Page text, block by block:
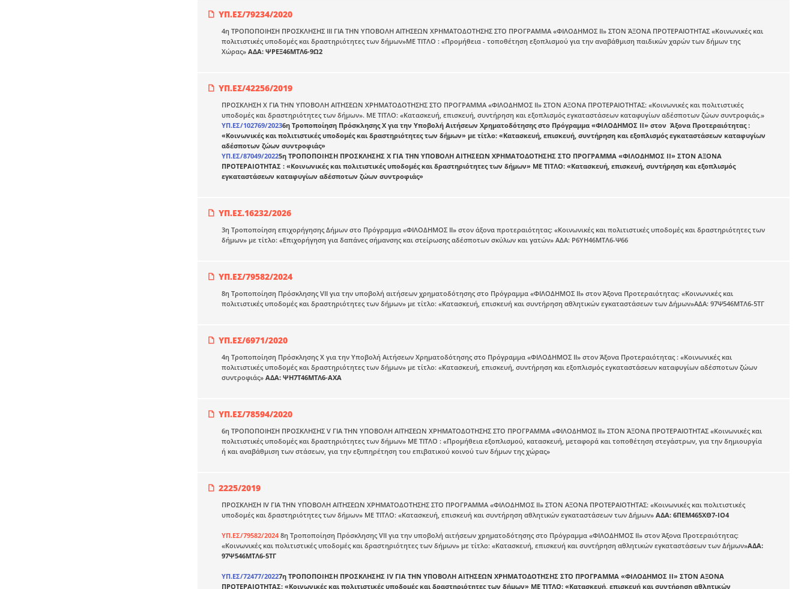
ΥΠ.ΕΣ/79234/2020
4η ΤΡΟΠΟΠΟΙΗΣΗ ΠΡΟΣΚΛΗΣΗΣ ΙII ΓΙΑ ΤΗΝ ΥΠΟΒΟΛΗ ΑΙΤΗΣΕΩΝ ΧΡΗΜΑΤΟΔΟΤΗΣΗΣ ΣΤΟ ΠΡΟΓΡΑΜΜΑ «ΦΙΛΟΔΗΜΟΣ ΙΙ» ΣΤΟΝ ΆΞΟΝΑ ΠΡΟΤΕΡΑΙΟΤΗΤΑΣ «Κοινωνικές και
πολιτιστικές υποδομές και δραστηριότητες των δήμων»ΜΕ ΤΙΤΛΟ : «Προμήθεια - τοποθέτηση εξοπλισμού για την αναβάθμιση παιδικών χαρών των δήμων της
Χώρας» ΑΔΑ: ΨΡΕΞ46ΜΤΛ6-9Ω2
ΥΠ.ΕΣ/42256/2019
ΠΡΟΣΚΛΗΣΗ X ΓΙΑ ΤΗΝ ΥΠΟΒΟΛΗ ΑΙΤΗΣΕΩΝ ΧΡΗΜΑΤΟΔΟΤΗΣΗΣ ΣΤΟ ΠΡΟΓΡΑΜΜΑ «ΦΙΛΟΔΗΜΟΣ ΙI» ΣΤΟΝ ΑΞΟΝΑ ΠΡΟΤΕΡΑΙΟΤΗΤΑΣ: «Κοινωνικές και πολιτιστικές
υποδομές και δραστηριότητες των δήμων». ΜΕ ΤΙΤΛΟ: «Κατασκευή, επισκευή, συντήρηση και εξοπλισμός εγκαταστάσεων καταφυγίων αδέσποτων ζώων συντροφιάς.»
ΥΠ.ΕΣ/102769/20236η Τροποποίηση Πρόσκλησης X για την Υποβολή Αιτήσεων Χρηματοδότησης στο Πρόγραμμα «ΦΙΛΟΔΗΜΟΣ ΙI» στον Άξονα Προτεραιότητας :
«Κοινωνικές και πολιτιστικές υποδομές και δραστηριότητες των δήμων» με τίτλο: «Κατασκευή, επισκευή, συντήρηση και εξοπλισμός εγκαταστάσεων καταφυγίων
αδέσποτων ζώων συντροφιάς»
ΥΠ.ΕΣ/87049/20225η ΤΡΟΠΟΠΟΙΗΣΗ ΠΡΟΣΚΛΗΣΗΣ X ΓΙΑ ΤΗΝ ΥΠΟΒΟΛΗ ΑΙΤΗΣΕΩΝ ΧΡΗΜΑΤΟΔΟΤΗΣΗΣ ΣΤΟ ΠΡΟΓΡΑΜΜΑ «ΦΙΛΟΔΗΜΟΣ II» ΣΤΟΝ ΑΞΟΝΑ
ΠΡΟΤΕΡΑΙΟΤΗΤΑΣ : «Κοινωνικές και πολιτιστικές υποδομές και δραστηριότητες των δήμων» ΜΕ ΤΙΤΛΟ: «Κατασκευή, επισκευή, συντήρηση και εξοπλισμός
εγκαταστάσεων καταφυγίων αδέσποτων ζώων συντροφιάς»
ΥΠ.ΕΣ.16232/2026
3η Τροποποίηση επιχορήγησης Δήμων στο Πρόγραμμα «ΦΙΛΟΔΗΜΟΣ ΙI» στον άξονα προτεραιότητας: «Κοινωνικές και πολιτιστικές υποδομές και δραστηριότητες των
δήμων» με τίτλο: «Επιχορήγηση για δαπάνες σήμανσης και στείρωσης αδέσποτων σκύλων και γατών» ΑΔΑ: Ρ6ΥΗ46ΜΤΛ6-Ψ66
ΥΠ.ΕΣ/79582/2024
8η Τροποποίηση Πρόσκλησης VII για την υποβολή αιτήσεων χρηματοδότησης στο Πρόγραμμα «ΦΙΛΟΔΗΜΟΣ ΙI» στον Άξονα Προτεραιότητας: «Κοινωνικές και
πολιτιστικές υποδομές και δραστηριότητες των δήμων» με τίτλο: «Κατασκευή, επισκευή και συντήρηση αθλητικών εγκαταστάσεων των Δήμων»ΑΔΑ: 97Ψ546ΜΤΛ6-5ΤΓ
ΥΠ.ΕΣ/6971/2020
4η Τροποποίηση Πρόσκλησης X για την Υποβολή Αιτήσεων Χρηματοδότησης στο Πρόγραμμα «ΦΙΛΟΔΗΜΟΣ ΙI» στον Άξονα Προτεραιότητας : «Κοινωνικές και
πολιτιστικές υποδομές και δραστηριότητες των δήμων» με τίτλο: «Κατασκευή, επισκευή, συντήρηση και εξοπλισμός εγκαταστάσεων καταφυγίων αδέσποτων ζώων
συντροφιάς» ΑΔΑ: ΨΗ7Τ46ΜΤΛ6-ΑΧΑ
ΥΠ.ΕΣ/78594/2020
6η ΤΡΟΠΟΠΟΙΗΣΗ ΠΡΟΣΚΛΗΣΗΣ V ΓΙΑ ΤΗΝ ΥΠΟΒΟΛΗ ΑΙΤΗΣΕΩΝ ΧΡΗΜΑΤΟΔΟΤΗΣΗΣ ΣΤΟ ΠΡΟΓΡΑΜΜΑ «ΦΙΛΟΔΗΜΟΣ ΙΙ» ΣΤΟΝ ΆΞΟΝΑ ΠΡΟΤΕΡΑΙΟΤΗΤΑΣ «Κοινωνικές και
πολιτιστικές υποδομές και δραστηριότητες των δήμων» ΜΕ ΤΙΤΛΟ : «Προμήθεια εξοπλισμού, κατασκευή, μεταφορά και τοποθέτηση στεγάστρων, για την δημιουργία
ή και αναβάθμιση των στάσεων, για την εξυπηρέτηση του επιβατικού κοινού των δήμων της χώρας»
2225/2019
ΠΡΟΣΚΛΗΣΗ IV ΓΙΑ ΤΗΝ ΥΠΟΒΟΛΗ ΑΙΤΗΣΕΩΝ ΧΡΗΜΑΤΟΔΟΤΗΣΗΣ ΣΤΟ ΠΡΟΓΡΑΜΜΑ «ΦΙΛΟΔΗΜΟΣ ΙI» ΣΤΟΝ ΑΞΟΝΑ ΠΡΟΤΕΡΑΙΟΤΗΤΑΣ: «Κοινωνικές και πολιτιστικές
υποδομές και δραστηριότητες των δήμων» ΜΕ ΤΙΤΛΟ: «Κατασκευή, επισκευή και συντήρηση αθλητικών εγκαταστάσεων των Δήμων» ΑΔΑ: 6ΠΕΜ465ΧΘ7-ΙΟ4
ΥΠ.ΕΣ/79582/2024 8η Τροποποίηση Πρόσκλησης VII για την υποβολή αιτήσεων χρηματοδότησης στο Πρόγραμμα «ΦΙΛΟΔΗΜΟΣ ΙI» στον Άξονα Προτεραιότητας:
«Κοινωνικές και πολιτιστικές υποδομές και δραστηριότητες των δήμων» με τίτλο: «Κατασκευή, επισκευή και συντήρηση αθλητικών εγκαταστάσεων των Δήμων»ΑΔΑ:
97Ψ546ΜΤΛ6-5ΤΓ
ΥΠ.ΕΣ/72477/20227η ΤΡΟΠΟΠΟΙΗΣΗ ΠΡΟΣΚΛΗΣΗΣ IV ΓΙΑ ΤΗΝ ΥΠΟΒΟΛΗ ΑΙΤΗΣΕΩΝ ΧΡΗΜΑΤΟΔΟΤΗΣΗΣ ΣΤΟ ΠΡΟΓΡΑΜΜΑ «ΦΙΛΟΔΗΜΟΣ II» ΣΤΟΝ ΑΞΟΝΑ
ΠΡΟΤΕΡΑΙΟΤΗΤΑΣ: «Κοινωνικές και πολιτιστικές υποδομές και δραστηριότητες των δήμων» ΜΕ ΤΙΤΛΟ: «Κατασκευή, επισκευή και συντήρηση αθλητικών